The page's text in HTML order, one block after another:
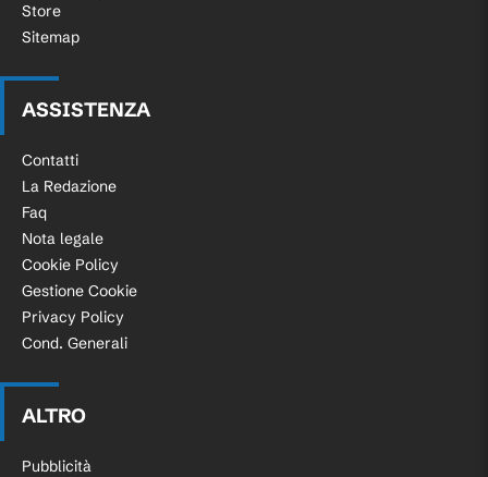
Store
Sitemap
ASSISTENZA
Contatti
La Redazione
Faq
Nota legale
Cookie Policy
Gestione Cookie
Privacy Policy
Cond. Generali
ALTRO
Pubblicità